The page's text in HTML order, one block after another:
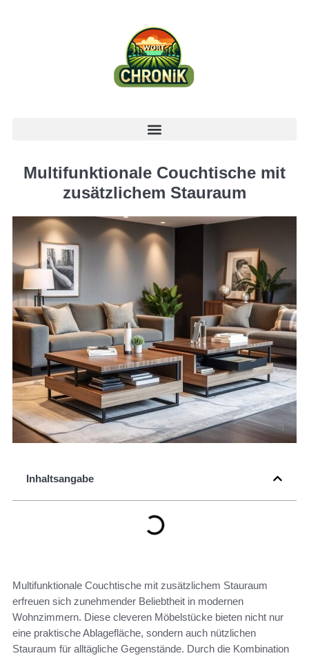
Multifunktionale Couchtische mit
zusätzlichem Stauraum
Inhaltsangabe
Multifunktionale Couchtische mit zusätzlichem Stauraum
erfreuen sich zunehmender Beliebtheit in modernen
Wohnzimmern. Diese cleveren Möbelstücke bieten nicht nur
eine praktische Ablagefläche, sondern auch nützlichen
Stauraum für alltägliche Gegenstände. Durch die Kombination